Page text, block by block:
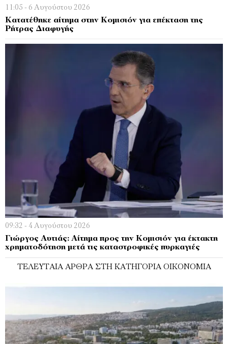
11:05 - 6 Αυγούστου 2026
Κατατέθηκε αίτημα στην Κομισιόν για επέκταση της
Ρήτρας Διαφυγής
09:32 - 4 Αυγούστου 2026
Γιώργος Αυτιάς: Αίτημα προς την Κομισιόν για έκτακτη
χρηματοδότηση μετά τις καταστροφικές πυρκαγιές
ΤΕΛΕΥΤΑΊΑ ΆΡΘΡΑ ΣΤΗ ΚΑΤΗΓΟΡΊΑ ΟΙΚΟΝΟΜΊΑ